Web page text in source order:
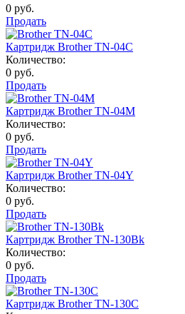
0 руб.
Продать
Картридж Brother TN-04C
Количество:
0 руб.
Продать
Картридж Brother TN-04M
Количество:
0 руб.
Продать
Картридж Brother TN-04Y
Количество:
0 руб.
Продать
Картридж Brother TN-130Bk
Количество:
0 руб.
Продать
Картридж Brother TN-130C